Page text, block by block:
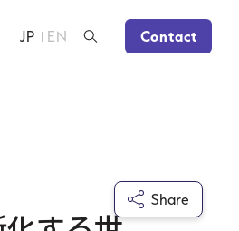
EN
JP Contact
Share